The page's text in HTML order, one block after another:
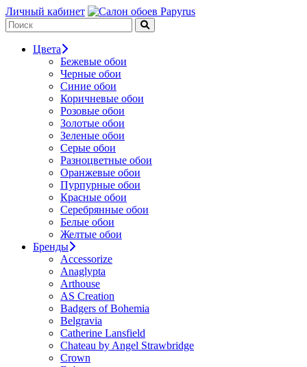
Личный кабинет
Цвета
Бежевые обои
Черные обои
Синие обои
Коричневые обои
Розовые обои
Золотые обои
Зеленые обои
Серые обои
Разноцветные обои
Оранжевые обои
Пурпурные обои
Красные обои
Серебрянные обои
Белые обои
Желтые обои
Бренды
Accessorize
Anaglypta
Arthouse
AS Creation
Badgers of Bohemia
Belgravia
Catherine Lansfield
Chateau by Angel Strawbridge
Crown